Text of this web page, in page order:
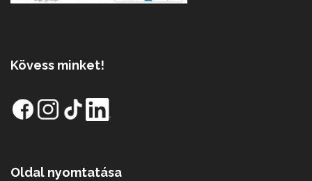
Kövess minket!
Oldal nyomtatása